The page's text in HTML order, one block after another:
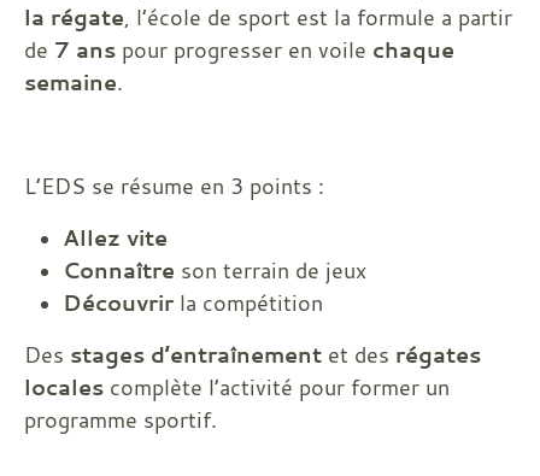
la régate, l’école de sport est la formule a partir
de 7 ans pour progresser en voile chaque
semaine.
L’EDS se résume en 3 points :
Allez vite
Connaître son terrain de jeux
Découvrirla compétition
Des stages d’entraînement et des régates
locales complète l’activité pour former un
programme sportif.